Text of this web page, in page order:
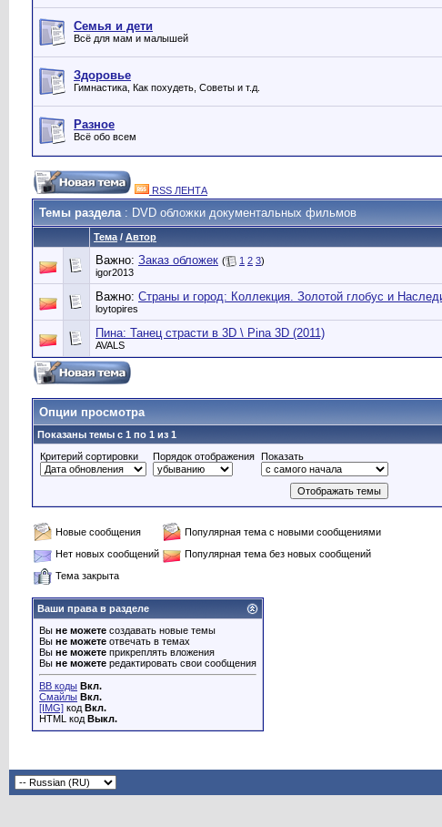
Семья и дети
Всё для мам и малышей
Здоровье
Гимнастика, Как похудеть, Советы и т.д.
Разное
Всё обо всем
RSS ЛЕНТА
Темы раздела: DVD обложки документальных фильмов
Тема / Автор
Важно: Заказ обложек ( 1 2 3)
igor2013
Важно: Страны и город: Коллекция. Золотой глобус и
loytopires
Пина: Танец страсти в 3D \ Pina 3D (2011)
AVALS
Опции просмотра
Показаны темы с 1 по 1 из 1
Критерий сортировки
Порядок отображения Показать
Новые сообщения
Популярная тема с новыми сообщениями
Нет новых сообщений
Популярная тема без новых сообщений
Тема закрыта
Ваши права в разделе
Вы не можете создавать новые темы
Вы не можете отвечать в темах
Вы не можете прикреплять вложения
Вы не можете редактировать свои сообщения
BB коды Вкл.
Смайлы Вкл.
[IMG] код Вкл.
HTML код Выкл.